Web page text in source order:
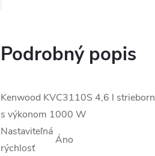
Podrobný popis
Kenwood KVC3110S 4,6 l
s výkonom 1000 W
Nastaviteľná
rýchlosť
Áno